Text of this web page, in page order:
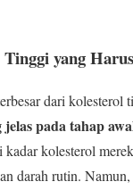
yang
dari kolesterol
pada tahap
kadar kolesterol
darah rutin.